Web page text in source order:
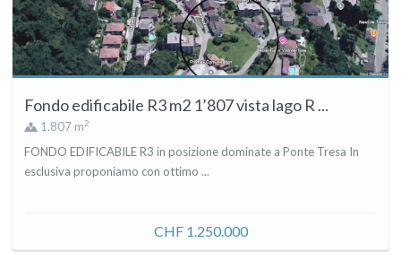
Fondo edificabile R3 m2 1’807 vista lago R ...
1.807 m2
FONDO EDIFICABILE R3 in posizione dominate a Ponte Tresa In
esclusiva proponiamo con ottimo ...
CHF 1.250.000